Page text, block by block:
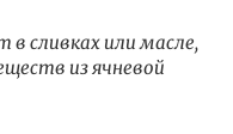
сливках или масле,
из ячневой